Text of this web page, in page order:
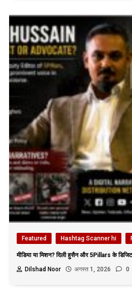
Featured Hashtag Scanner hi
मीडिया या मिशन? दिली हुसैन और 5Pillars के
Dilshad Noor
अगस्त 1, 2026 0